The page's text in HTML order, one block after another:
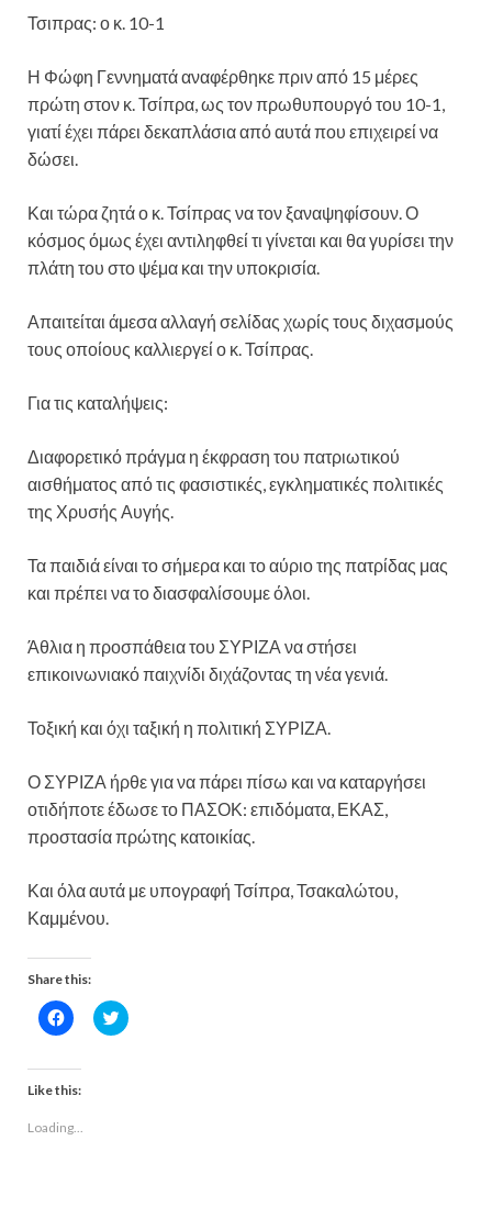
Τσιπρας: ο κ. 10-1
Η Φώφη Γεννηματά αναφέρθηκε πριν από 15 μέρες
πρώτη στον κ. Τσίπρα, ως τον πρωθυπουργό του 10-1,
γιατί έχει πάρει δεκαπλάσια από αυτά που επιχειρεί να
δώσει.
Και τώρα ζητά ο κ. Τσίπρας να τον ξαναψηφίσουν. Ο
κόσμος όμως έχει αντιληφθεί τι γίνεται και θα γυρίσει την
πλάτη του στο ψέμα και την υποκρισία.
Απαιτείται άμεσα αλλαγή σελίδας χωρίς τους διχασμούς
τους οποίους καλλιεργεί ο κ. Τσίπρας.
Για τις καταλήψεις:
Διαφορετικό πράγμα η έκφραση του πατριωτικού
αισθήματος από τις φασιστικές, εγκληματικές πολιτικές
της Χρυσής Αυγής.
Τα παιδιά είναι το σήμερα και το αύριο της πατρίδας μας
και πρέπει να το διασφαλίσουμε όλοι.
Άθλια η προσπάθεια του ΣΥΡΙΖΑ να στήσει
επικοινωνιακό παιχνίδι διχάζοντας τη νέα γενιά.
Τοξική και όχι ταξική η πολιτική ΣΥΡΙΖΑ.
Ο ΣΥΡΙΖΑ ήρθε για να πάρει πίσω και να καταργήσει
οτιδήποτε έδωσε το ΠΑΣΟΚ: επιδόματα, ΕΚΑΣ,
προστασία πρώτης κατοικίας.
Και όλα αυτά με υπογραφή Τσίπρα, Τσακαλώτου,
Καμμένου.
Share this:
C
l
k
t
o
h
C
l
Like this:
Loading...